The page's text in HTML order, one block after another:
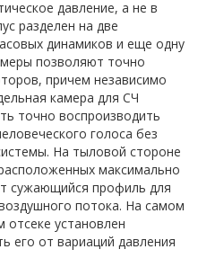
давление, а не в
разделен на две
динамиков и еще одну
позволяют точно
причем независимо
камера для СЧ
точно воспроизводить
голоса без
На тыловой стороне
максимально
сужающийся профиль для
потока. На самом
отсеке установлен
его от вариаций давления